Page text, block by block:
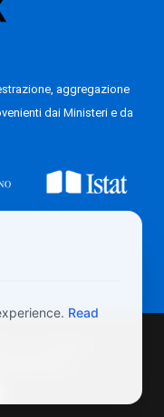
aggregazione
dai Ministeri e da
|
Per maggiori
Read